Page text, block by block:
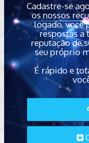
Cadastre-se
os nossos
logado, você
respostas a
reputação de
seu próprio
É rápido e